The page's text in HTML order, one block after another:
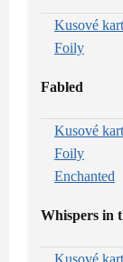
Kusové
Foily
Fabled
Kusové
Foily
Enchanted
Whispers in